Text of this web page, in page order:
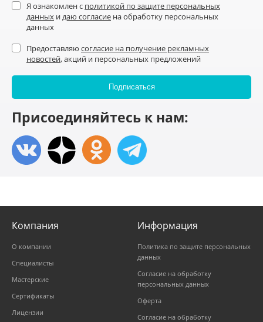
Я ознакомлен с политикой по защите персональных
данных идаю согласие на обработку персональных
данных
Предоставляю согласие на получение рекламных
новостей, акций и персональных предложений
Присоединяйтесь к нам:
Компания
О компании
Специалисты
Мастерские
Сертификаты
Лицензии
Информация
Политика по защите персональных
данных
Согласие на обработку
персональных данных
Оферта
Согласие на обработку